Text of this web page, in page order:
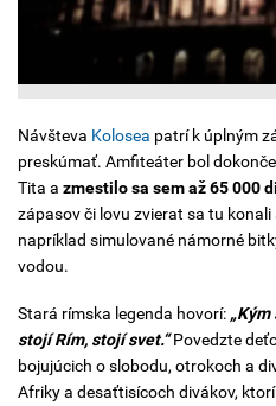
Návšteva Kolosea patrí k úplným
preskúmať. Amfiteáter bol
Tita a zmestilo sa sem až 65 000
zápasov či lovu zvierat sa tu
napríklad simulované námorné
vodou.
Stará rímska legenda hovorí:
stojí Rím, stojí svet.“ Povedzte
bojujúcich o slobodu, otrokoch a
Afriky a desaťtisícoch divákov,